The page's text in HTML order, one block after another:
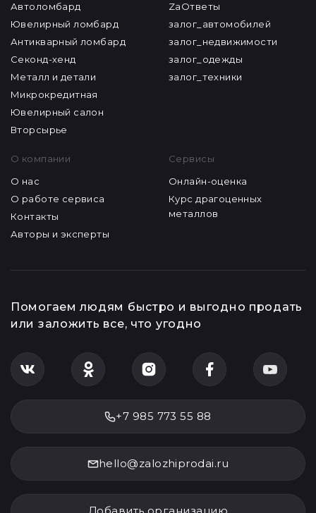
Автоломбард
Ювелирный ломбард
Антикварный ломбард
Секонд-хенд
Металл и детали
Микрокредитная
Ювелирный салон
Вторсырье
ZaОтветы
залог_автомобилей
залог_недвижимости
залог_одежды
залог_техники
О компании
О нас
О работе сервиса
Контакты
Авторы и эксперты
Сервисы
Онлайн-оценка
Курс драгоценных
металлов
Помогаем людям быстро и выгодно продать
или заложить все, что угодно
+7 985 773 55 88
hello@zalozhiprodai.ru